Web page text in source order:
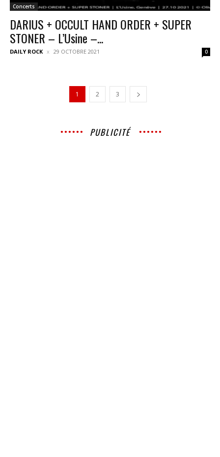
Concerts
DARIUS + OCCULT HAND ORDER + SUPER
STONER – L’Usine –...
DAILY ROCK 29 OCTOBRE 2021 0
1 2 3
PUBLICITÉ